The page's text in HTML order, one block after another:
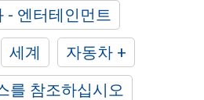
- 엔터테인먼트
세계
자동차 +
를 참조하십시오